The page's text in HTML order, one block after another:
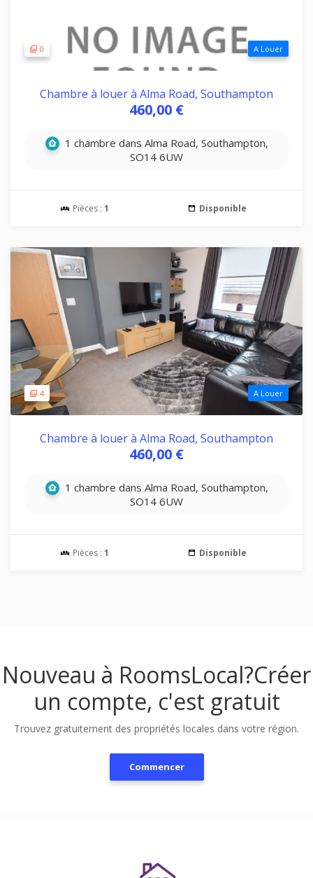
0 A Louer
Chambre à louer à Alma Road, Southampton
460,00 €
1 chambre dans Alma Road, Southampton,
SO14 6UW
Pièces : 1 Disponible
4 A Louer
Chambre à louer à Alma Road, Southampton
460,00 €
1 chambre dans Alma Road, Southampton,
SO14 6UW
Pièces : 1 Disponible
Nouveau à RoomsLocal?Créer
un compte, c'est gratuit
Trouvez gratuitement des propriétés locales dans votre région.
Commencer